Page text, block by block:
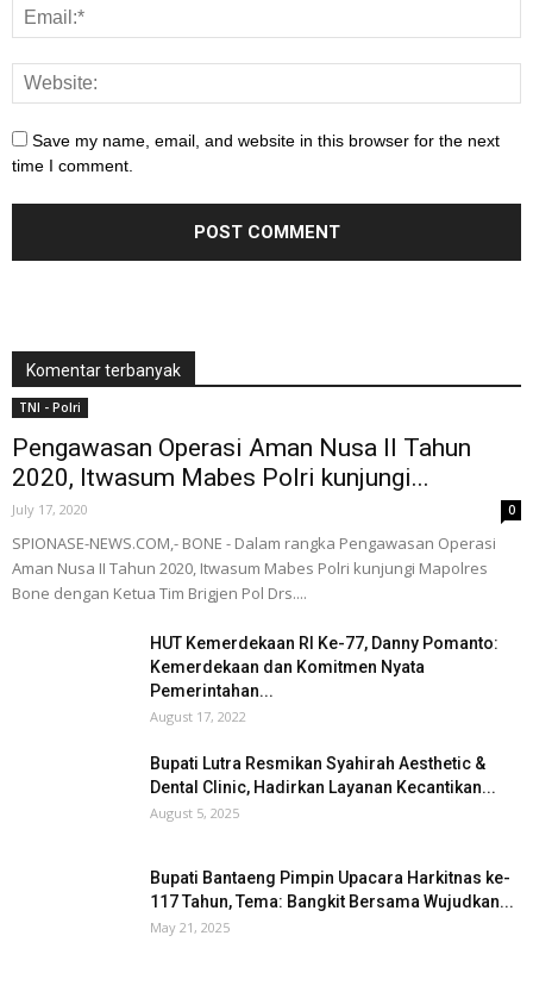
Save my name, email, and website in this browser for the next
time I comment.
Komentar terbanyak
TNI - Polri
Pengawasan Operasi Aman Nusa II Tahun
2020, Itwasum Mabes Polri kunjungi...
July 17, 2020 0
SPIONASE-NEWS.COM,- BONE - Dalam rangka Pengawasan Operasi
Aman Nusa II Tahun 2020, Itwasum Mabes Polri kunjungi Mapolres
Bone dengan Ketua Tim Brigjen Pol Drs....
HUT Kemerdekaan RI Ke-77, Danny Pomanto:
Kemerdekaan dan Komitmen Nyata
Pemerintahan...
August 17, 2022
Bupati Lutra Resmikan Syahirah Aesthetic &
Dental Clinic, Hadirkan Layanan Kecantikan...
August 5, 2025
Bupati Bantaeng Pimpin Upacara Harkitnas ke-
117 Tahun, Tema: Bangkit Bersama Wujudkan...
May 21, 2025